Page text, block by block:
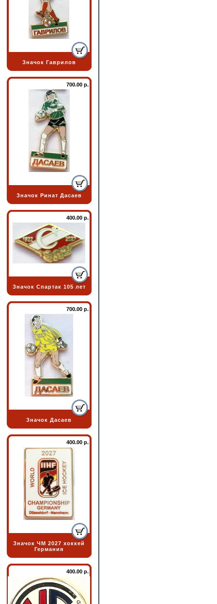
Значок Гаврилов
700.00 р.
Значок Ринат Дасаев
400.00 р.
Значок Спартак 105 лет
700.00 р.
Значок Дасаев
400.00 р.
Значок ЧМ 2027 хоккей
Германия
400.00 р.